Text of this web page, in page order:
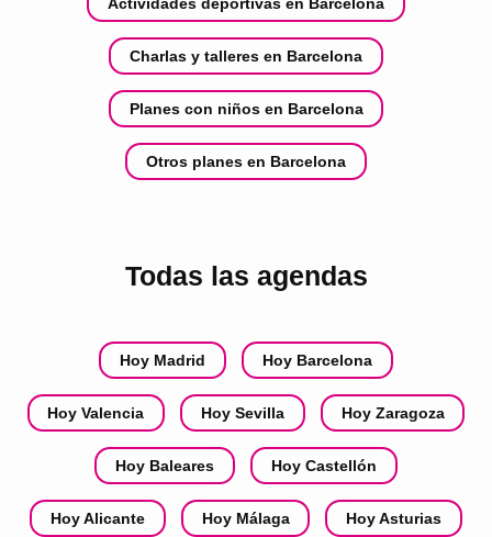
Actividades deportivas en Barcelona
Charlas y talleres en Barcelona
Planes con niños en Barcelona
Otros planes en Barcelona
Todas las agendas
Hoy Madrid Hoy Barcelona
Hoy Valencia Hoy Sevilla Hoy Zaragoza
Hoy Baleares Hoy Castellón
Hoy Alicante Hoy Málaga Hoy Asturias